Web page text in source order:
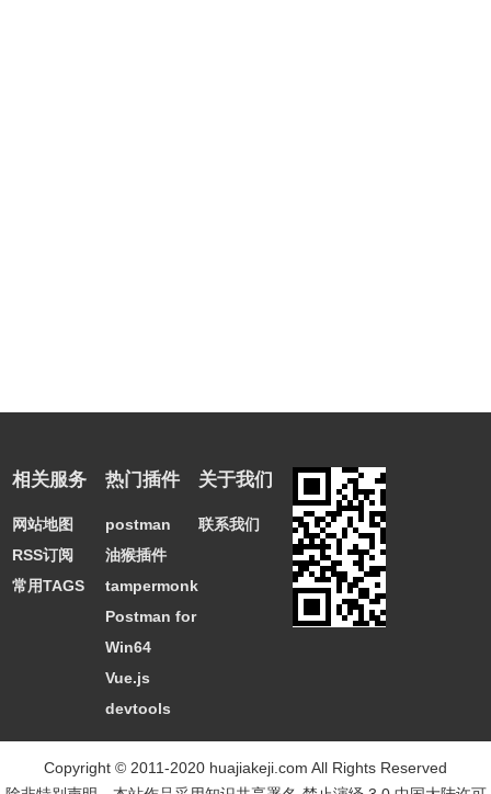
相关服务
网站地图
RSS订阅
常用TAGS
热门插件
postman
油猴插件
tampermonkey
Postman for
Win64
Vue.js
devtools
关于我们
联系我们
Copyright © 2011-2020 huajiakeji.com All Rights Reserved